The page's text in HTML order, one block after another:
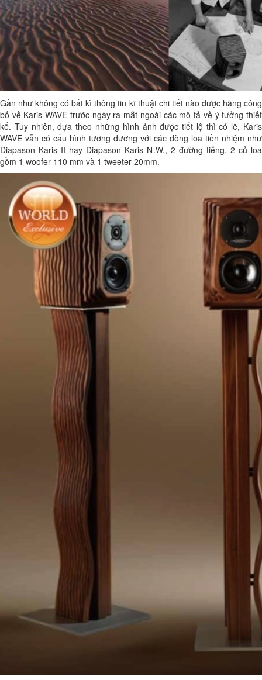
Gần như không có bất kì thông tin kĩ thuật chi tiết nào được hãng công
bố về Karis WAVE trước ngày ra mắt ngoài các mô tả về ý tưởng thiết
kế. Tuy nhiên, dựa theo những hình ảnh được tiết lộ thì có lẽ, Karis
WAVE vẫn có cấu hình tương đương với các dòng loa tiền nhiệm như
Diapason Karis II hay Diapason Karis N.W., 2 đường tiếng, 2 củ loa
gồm 1 woofer 110 mm và 1 tweeter 20mm.